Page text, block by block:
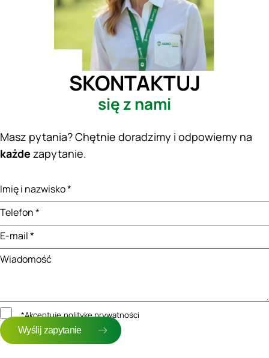
SKONTAKTUJ
się z nami
Masz pytania? Chętnie doradzimy i odpowiemy na
każde zapytanie.
Imię i nazwisko *
Telefon *
E-mail *
Wiadomość
*Akceptuję politykę prywatności